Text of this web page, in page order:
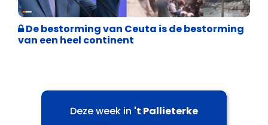
Asiel en Migratie
De bestorming van Ceuta is de bestorming
van een heel continent
Deze week in 't Pallieterke